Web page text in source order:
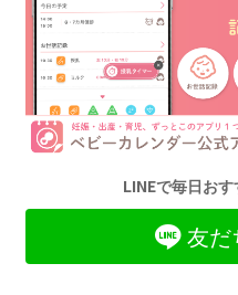
LINEで毎日お
友だ